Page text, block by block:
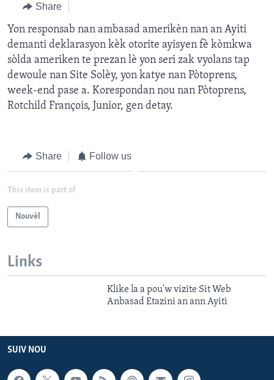
Search
FLASHPOINT IKRÈN
Learning English
SUIV NOU
Share
Yon responsab nan ambasad amerikèn nan an Ayiti
demanti deklarasyon kèk otorite ayisyen fè kòmkwa
sòlda ameriken te prezan lè yon seri zak vyolans tap
dewoule nan Site Solèy, yon katye nan Pòtoprens,
week-end pase a. Korespondan nou nan Pòtoprens,
Rotchild François, Junior, gen detay.
Share Follow us
This item is part of
Nouvèl
Links
Klike la a pou'w vizite Sit Web
Anbasad Etazini an ann Ayiti
SUIV NOU